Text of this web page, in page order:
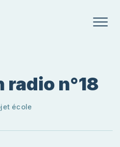
radio n°18
école